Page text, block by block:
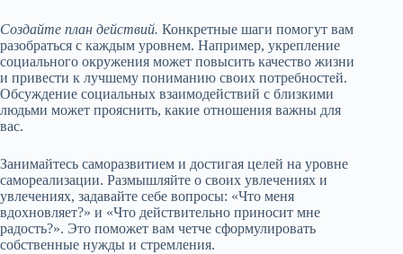
Создайте план действий. Конкретные шаги помогут вам
разобраться с каждым уровнем. Например, укрепление
социального окружения может повысить качество жизни
и привести к лучшему пониманию своих потребностей.
Обсуждение социальных взаимодействий с близкими
людьми может прояснить, какие отношения важны для
вас.
Занимайтесь саморазвитием и достигая целей на уровне
самореализации. Размышляйте о своих увлечениях и
увлечениях, задавайте себе вопросы: «Что меня
вдохновляет?» и «Что действительно приносит мне
радость?». Это поможет вам четче сформулировать
собственные нужды и стремления.